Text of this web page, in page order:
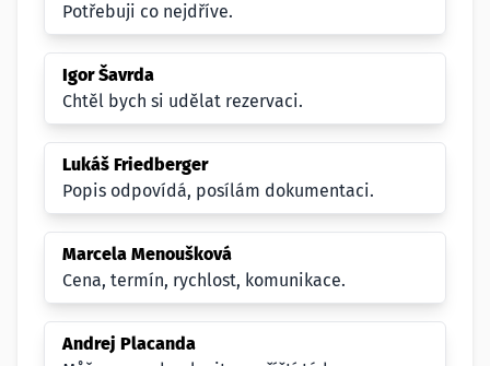
Potřebuji co nejdříve.
Igor Šavrda
Chtěl bych si udělat rezervaci.
Lukáš Friedberger
Popis odpovídá, posílám dokumentaci.
Marcela Menoušková
Cena, termín, rychlost, komunikace.
Andrej Placanda